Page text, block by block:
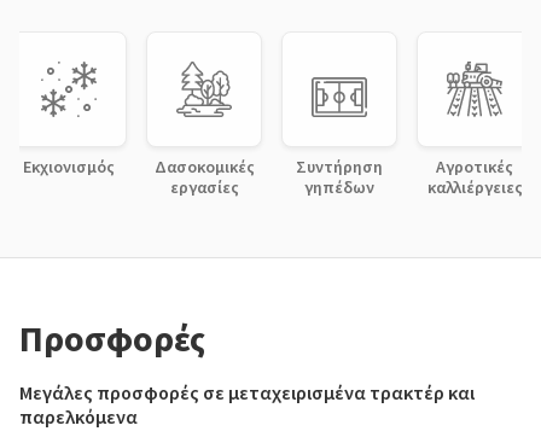
Εκχιονισμός
Δασοκομικές
εργασίες
Συντήρηση
γηπέδων
Αγροτικές
καλλιέργειες
Προσφορές
Μεγάλες προσφορές σε μεταχειρισμένα τρακτέρ και
παρελκόμενα